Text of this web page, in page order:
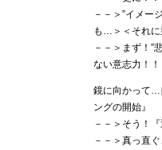
－－＞”イメー
も…＞＜それに
－－＞まず！”
ない意志力！！
鏡に向かって…
ングの開始』
－－＞そう！
－－＞真っ直